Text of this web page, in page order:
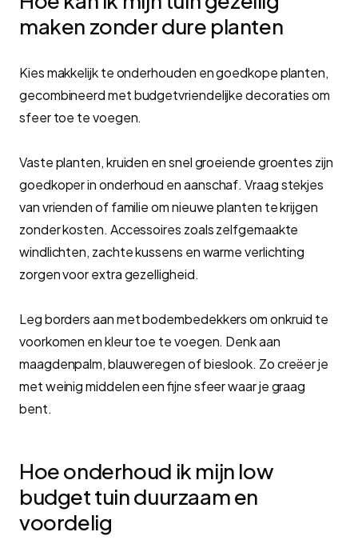
maken zonder dure planten
Kies makkelijk te onderhouden en goedkope planten,
gecombineerd met budgetvriendelijke decoraties om
sfeer toe te voegen.
Vaste planten, kruiden en snel groeiende groentes zijn
goedkoper in onderhoud en aanschaf. Vraag stekjes
van vrienden of familie om nieuwe planten te krijgen
zonder kosten. Accessoires zoals zelfgemaakte
windlichten, zachte kussens en warme verlichting
zorgen voor extra gezelligheid.
Leg borders aan met bodembedekkers om onkruid te
voorkomen en kleur toe te voegen. Denk aan
maagdenpalm, blauweregen of bieslook. Zo creëer je
met weinig middelen een fijne sfeer waar je graag
bent.
Hoe onderhoud ik mijn low
budget tuin duurzaam en
voordelig